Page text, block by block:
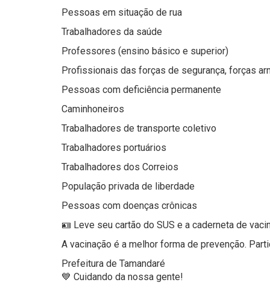
Pessoas em situação de rua
Trabalhadores da saúde
Professores (ensino básico e superior)
Profissionais das forças de segurança, forças
Pessoas com deficiência permanente
Caminhoneiros
Trabalhadores de transporte coletivo
Trabalhadores portuários
Trabalhadores dos Correios
População privada de liberdade
Pessoas com doenças crônicas
🪪 Leve seu cartão do SUS e a caderneta de
A vacinação é a melhor forma de prevenção.
Prefeitura de Tamandaré
💙 Cuidando da nossa gente!